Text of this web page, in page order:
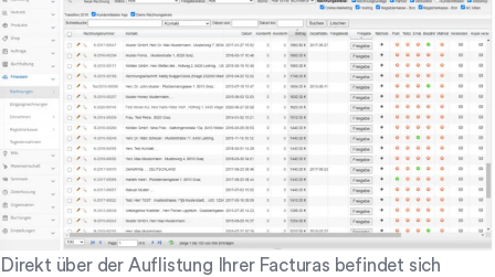
Direkt über der Auflistung Ihrer Facturas befindet sich